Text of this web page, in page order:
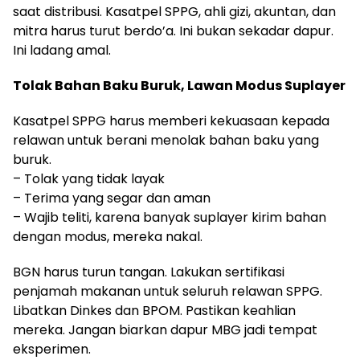
saat distribusi. Kasatpel SPPG, ahli gizi, akuntan, dan
mitra harus turut berdo’a. Ini bukan sekadar dapur.
Ini ladang amal.
Tolak Bahan Baku Buruk, Lawan Modus Suplayer
Kasatpel SPPG harus memberi kekuasaan kepada
relawan untuk berani menolak bahan baku yang
buruk.
– Tolak yang tidak layak
– Terima yang segar dan aman
– Wajib teliti, karena banyak suplayer kirim bahan
dengan modus, mereka nakal.
BGN harus turun tangan. Lakukan sertifikasi
penjamah makanan untuk seluruh relawan SPPG.
Libatkan Dinkes dan BPOM. Pastikan keahlian
mereka. Jangan biarkan dapur MBG jadi tempat
eksperimen.